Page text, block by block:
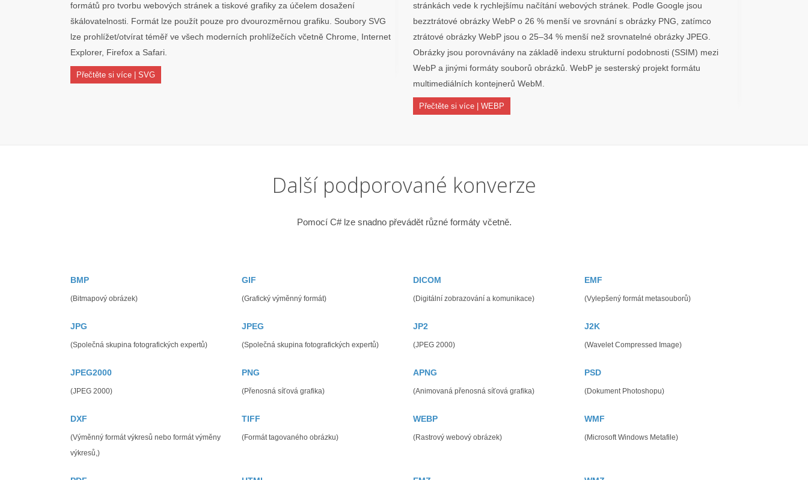
formátů pro tvorbu webových stránek a tiskové grafiky za účelem dosažení
škálovatelnosti. Formát lze použít pouze pro dvourozměrnou grafiku. Soubory SVG
lze prohlížet/otvírat téměř ve všech moderních prohlížečích včetně Chrome, Internet
Explorer, Firefox a Safari.
Přečtěte si více | SVG
stránkách vede k rychlejšímu načítání webových stránek. Podle Google jsou
bezztrátové obrázky WebP o 26 % menší ve srovnání s obrázky PNG, zatímco
ztrátové obrázky WebP jsou o 25–34 % menší než srovnatelné obrázky JPEG.
Obrázky jsou porovnávány na základě indexu strukturní podobnosti (SSIM) mezi
WebP a jinými formáty souborů obrázků. WebP je sesterský projekt formátu
multimediálních kontejnerů WebM.
Přečtěte si více | WEBP
Další podporované konverze
Pomocí C# lze snadno převádět různé formáty včetně.
BMP
(Bitmapový obrázek)
GIF
(Grafický výměnný formát)
DICOM
(Digitální zobrazování a komunikace)
EMF
(Vylepšený formát metasouborů)
JPG
(Společná skupina fotografických expertů)
JPEG
(Společná skupina fotografických expertů)
JP2
(JPEG 2000)
J2K
(Wavelet Compressed Image)
JPEG2000
(JPEG 2000)
PNG
(Přenosná síťová grafika)
APNG
(Animovaná přenosná síťová grafika)
PSD
(Dokument Photoshopu)
DXF
(Výměnný formát výkresů nebo formát výměny
výkresů,)
TIFF
(Formát tagovaného obrázku)
WEBP
(Rastrový webový obrázek)
WMF
(Microsoft Windows Metafile)